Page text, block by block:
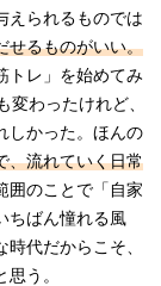
えられるものでは
せるものがいい。
トレ」を始めてみ
わったけれど、
しかった。ほんの
、流れていく日常
囲のことで「自家
ちばん憧れる風
代だからこそ、
う。